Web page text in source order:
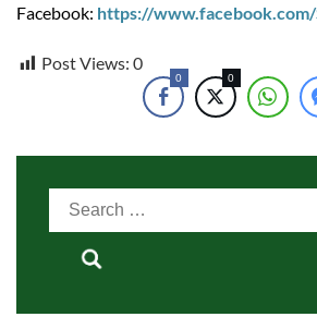
Facebook: https://
Post Views: 0
0 0
Search